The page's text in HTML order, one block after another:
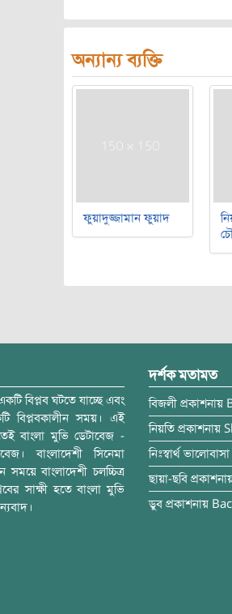
অন্যান্য ব্যক্তি
ফুয়াদুজ্জামান ফুয়াদ
বিপ্লব ঘটতে যাচ্ছে এবং
বিপ্লবকালীন সময়। এই
বাংলা মুভি ডেটাবেজ -
বাংলাদেশী সিনেমা
সময়ে বাংলাদেশী চলচ্চিত্র
সাক্ষী হতে বাংলা মুভি
দর্শক মতামত
বিজলী প্রকাশনায়
নিয়তি প্রকাশনায়
নিঃস্বার্থ ভালোবাসা
ছায়া-ছবি
ডুব প্রকাশনায়